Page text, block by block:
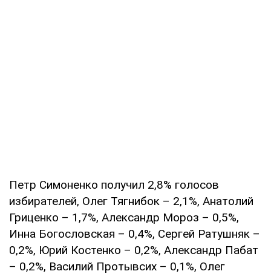
Петр Симоненко получил 2,8% голосов
избирателей, Олег Тягнибок – 2,1%, Анатолий
Гриценко – 1,7%, Александр Мороз – 0,5%,
Инна Богословская – 0,4%, Сергей Ратушняк –
0,2%, Юрий Костенко – 0,2%, Александр Пабат
– 0,2%, Василий Протывсих – 0,1%, Олег